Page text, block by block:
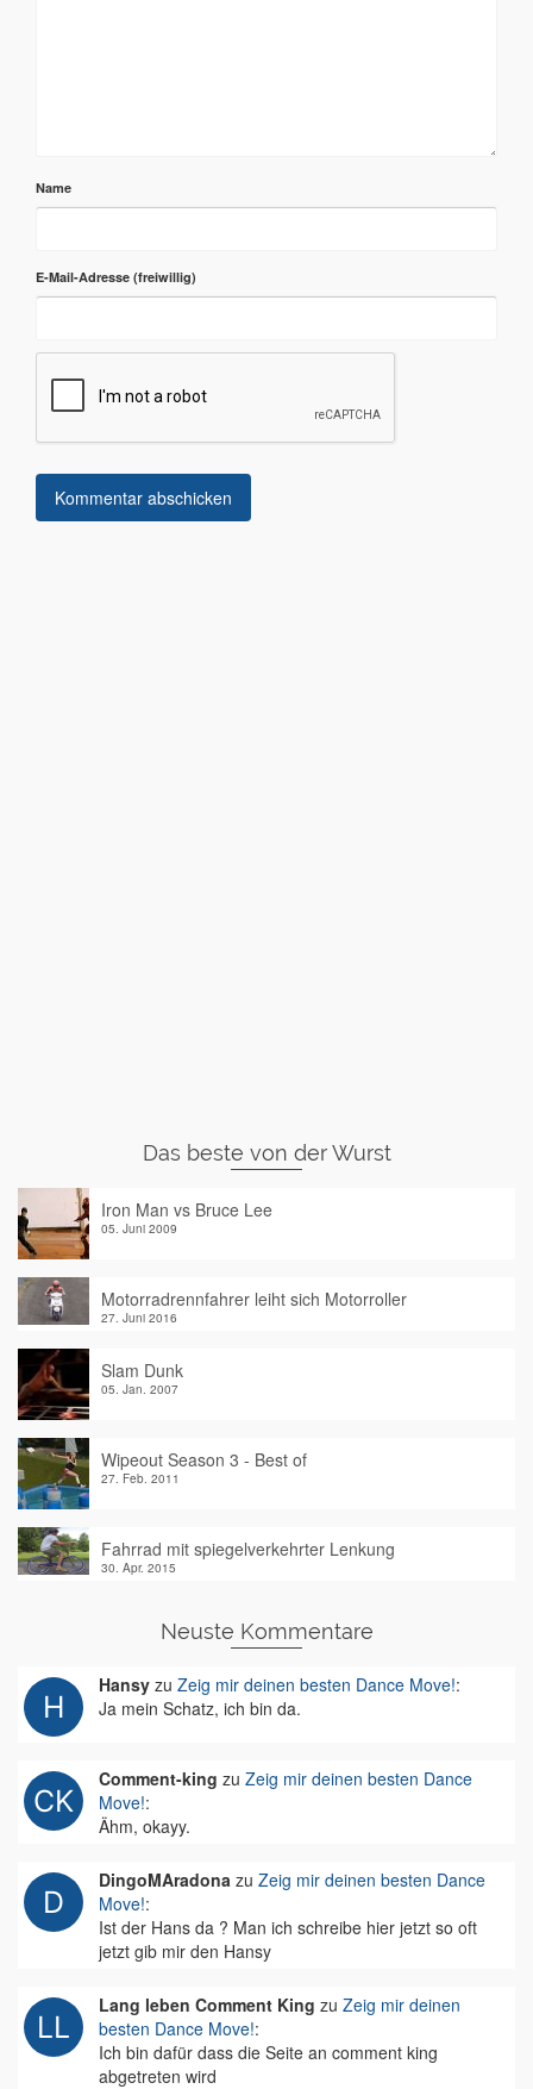
Name
E-Mail-Adresse
Das beste von der Wurst
Iron Man vs Bruce Lee
05. Juni 2009
Motorradrennfahrer leiht sich Motorroller
27. Juni 2016
Slam Dunk
05. Jan. 2007
Wipeout Season 3 - Best of
27. Feb. 2011
Fahrrad mit spiegelverkehrter Lenkung
30. Apr. 2015
Neuste Kommentare
Hansy zu Zeig mir deinen besten Dance Move!:
Ja mein Schatz, ich bin da.
Comment-king zu Zeig mir deinen besten Dance
Move!:
Ähm, okayy.
DingoMAradona zu Zeig mir deinen besten Dance
Move!:
Ist der Hans da ? Man ich schreibe hier jetzt so oft
jetzt gib mir den Hansy
Lang leben Comment King zu Zeig mir deinen
besten Dance Move!:
Ich bin dafür dass die Seite an comment king
abgetreten wird